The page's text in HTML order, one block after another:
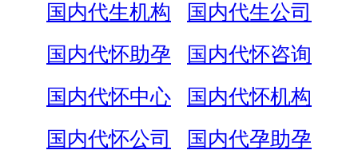
国内代生机构
国内代生公司
国内代怀助孕
国内代怀咨询
国内代怀中心
国内代怀机构
国内代怀公司
国内代孕助孕